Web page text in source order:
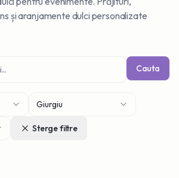
și aranjamente dulci personalizate
Cauta
Giurgiu
Sterge filtre